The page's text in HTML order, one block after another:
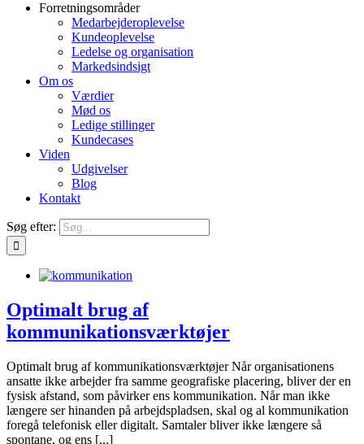
Forretningsområder
Medarbejderoplevelse
Kundeoplevelse
Ledelse og organisation
Markedsindsigt
Om os
Værdier
Mød os
Ledige stillinger
Kundecases
Viden
Udgivelser
Blog
Kontakt
Søg efter:
Optimalt brug af
kommunikationsværktøjer
Optimalt brug af kommunikationsværktøjer Når organisationens
ansatte ikke arbejder fra samme geografiske placering, bliver der en
fysisk afstand, som påvirker ens kommunikation. Når man ikke
længere ser hinanden på arbejdspladsen, skal og al kommunikation
foregå telefonisk eller digitalt. Samtaler bliver ikke længere så
spontane, og ens [...]